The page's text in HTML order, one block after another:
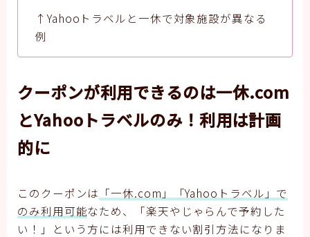
↑Yahooトラベルと一休で対象施設が異なる
例
クーポンが利用できるのは一休.com
とYahooトラベルのみ！利用は計画
的に
このクーポンは 「一休.com」「Yahooトラベル」で
のみ利用可能なため、「楽天やじゃらんで予約した
い！」という方には利用できない割引方法になりま